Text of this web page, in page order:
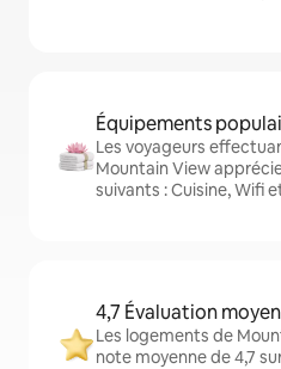
Équipements
Les voyageurs
Mountain View
suivants : Cuisine, Wifi
4,7 Évaluation
Les logements de
note moyenne de 4,7